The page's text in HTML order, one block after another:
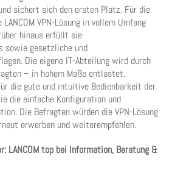
sichert sich den ersten Platz. Für die
VPN-Lösung in vollem Umfang
hinaus erfüllt sie
sowie gesetzliche und
Die eigene IT-Abteilung wird durch
– in hohem Maße entlastet.
die gute und intuitive Bedienbarkeit der
die einfache Konfiguration und
Die Befragten würden die VPN-Lösung
erwerben und weiterempfehlen.
LANCOM top bei Information, Beratung &